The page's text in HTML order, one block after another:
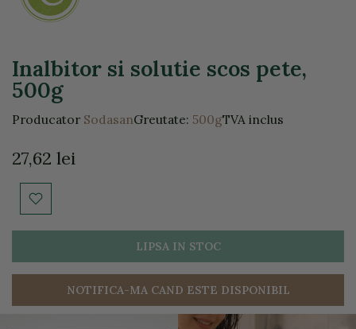
Inalbitor si solutie scos pete,
500g
Producator SodasanGreutate: 500gTVA inclus
27,62 lei
LIPSA IN STOC
NOTIFICA-MA CAND ESTE DISPONIBIL